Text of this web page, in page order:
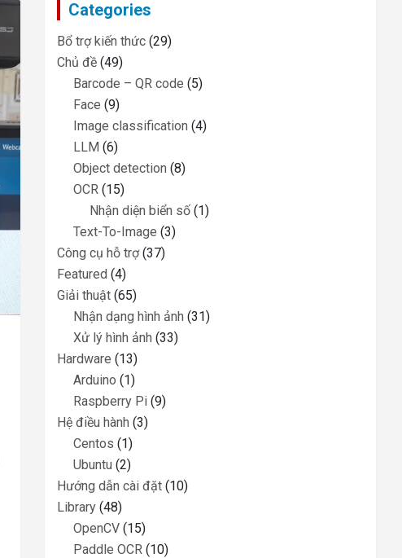
Categories
Bổ trợ kiến thức (29)
Chủ đề (49)
Barcode – QR code (5)
Face (9)
Image classification (4)
LLM (6)
Object detection (8)
OCR (15)
Nhận diện biển số (1)
Text-To-Image (3)
Công cụ hỗ trợ(37)
Featured (4)
Giải thuật (65)
Nhận dạng hình ảnh (31)
Xử lý hình ảnh (33)
Hardware (13)
Arduino (1)
Raspberry Pi (9)
Hệ điều hành (3)
Centos (1)
Ubuntu (2)
Hướng dẫn cài đặt (10)
Library (48)
OpenCV (15)
Paddle OCR (10)